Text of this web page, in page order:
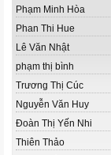
Phạm Minh Hòa
Phan Thi Hue
Lê Văn Nhật
phạm thị bình
Trương Thị Cúc
Nguyễn Văn Huy
Đoàn Thị Yến Nhi
Thiên Thảo